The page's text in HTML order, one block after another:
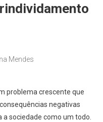
Mendes
problema crescente que
negativas
sociedade como um todo.